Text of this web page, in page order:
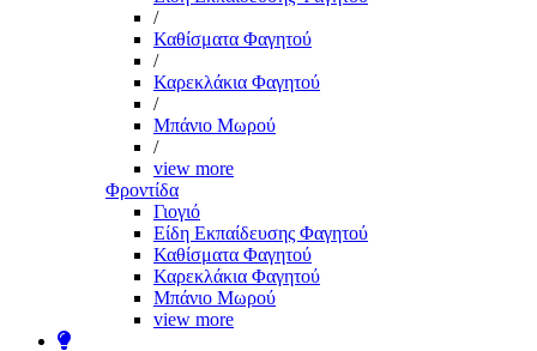
/
Καθίσματα Φαγητού
/
Καρεκλάκια Φαγητού
/
Μπάνιο Μωρού
/
view more
Φροντίδα
Γιογιό
Είδη Εκπαίδευσης Φαγητού
Καθίσματα Φαγητού
Καρεκλάκια Φαγητού
Μπάνιο Μωρού
view more